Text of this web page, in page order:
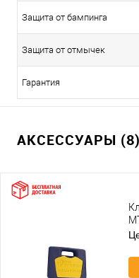
Защита от бампинга
Защита от отмычек
Гарантия
АКСЕССУАРЫ (8)